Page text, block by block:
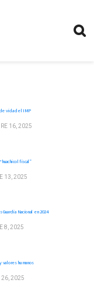
de vida del IMP
16, 2025
fiscal”
13, 2025
Nacional en 2024
8, 2025
valores humanos
26, 2025